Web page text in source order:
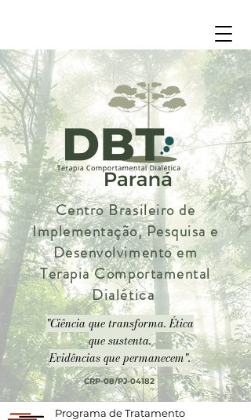
Centro Brasileiro de
Implementação, Pesquisa e
Desenvolvimento em
Terapia Comportamental
Dialética
"Ciência que transforma. Ética
que sustenta.
Evidências que permanecem".
CRP-08/PJ-04182
Programa de Tratamento